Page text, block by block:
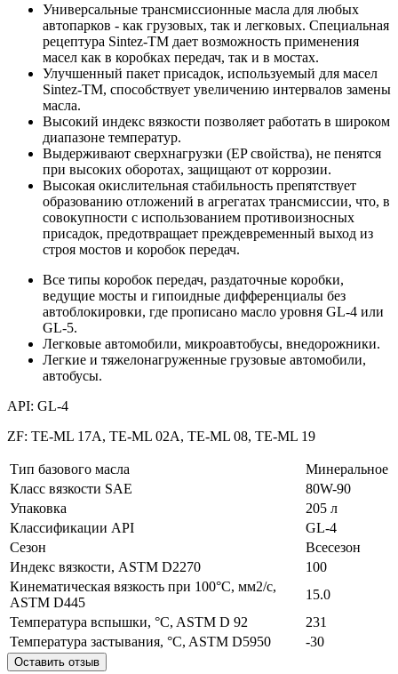
Универсальные трансмиссионные масла для любых
автопарков - как грузовых, так и легковых. Специальная
рецептура Sintez-TM дает возможность применения
масел как в коробках передач, так и в мостах.
Улучшенный пакет присадок, используемый для масел
Sintez-TM, способствует увеличению интервалов замены
масла.
Высокий индекс вязкости позволяет работать в широком
диапазоне температур.
Выдерживают сверхнагрузки (EP свойства), не пенятся
при высоких оборотах, защищают от коррозии.
Высокая окислительная стабильность препятствует
образованию отложений в агрегатах трансмиссии, что, в
совокупности с использованием противоизносных
присадок, предотвращает преждевременный выход из
строя мостов и коробок передач.
Все типы коробок передач, раздаточные коробки,
ведущие мосты и гипоидные дифференциалы без
автоблокировки, где прописано масло уровня GL-4 или
GL-5.
Легковые автомобили, микроавтобусы, внедорожники.
Легкие и тяжелонагруженные грузовые автомобили,
автобусы.
API: GL-4
ZF: TE-ML 17A, TE-ML 02А, TE-ML 08, TE-ML 19
Тип базового масла
Минеральное
Класс вязкости SAE
80W-90
Упаковка
205 л
Классификации API
GL-4
Сезон
Всесезон
Индекс вязкости, ASTM D2270
100
Кинематическая вязкость при 100°C, мм2/с,
ASTM D445
15.0
Температура вспышки, °C, ASTM D 92
231
Температура застывания, °C, ASTM D5950
-30
Оставить отзыв